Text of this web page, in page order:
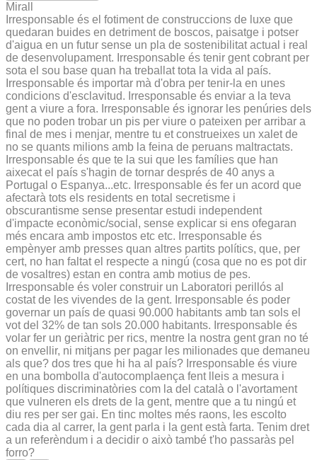
Mirall
Irresponsable és el fotiment de construccions de luxe que
quedaran buides en detriment de boscos, paisatge i potser
d'aigua en un futur sense un pla de sostenibilitat actual i real
de desenvolupament. Irresponsable és tenir gent cobrant per
sota el sou base quan ha treballat tota la vida al país.
Irresponsable és importar mà d'obra per tenir-la en unes
condicions d'esclavitud. Irresponsable és enviar a la teva
gent a viure a fora. Irresponsable és ignorar les penúries dels
que no poden trobar un pis per viure o pateixen per arribar a
final de mes i menjar, mentre tu et construeixes un xalet de
no se quants milions amb la feina de peruans maltractats.
Irresponsable és que te la sui que les famílies que han
aixecat el país s'hagin de tornar després de 40 anys a
Portugal o Espanya...etc. Irresponsable és fer un acord que
afectarà tots els residents en total secretisme i
obscurantisme sense presentar estudi independent
d'impacte econòmic/social, sense explicar si ens ofegaran
més encara amb impostos etc etc. Irresponsable és
empènyer amb presses quan altres partits polítics, que, per
cert, no han faltat el respecte a ningú (cosa que no es pot dir
de vosaltres) estan en contra amb motius de pes.
Irresponsable és voler construir un Laboratori perillós al
costat de les vivendes de la gent. Irresponsable és poder
governar un país de quasi 90.000 habitants amb tan sols el
vot del 32% de tan sols 20.000 habitants. Irresponsable és
volar fer un geriàtric per rics, mentre la nostra gent gran no té
on envellir, ni mitjans per pagar les milionades que demaneu
als que? dos tres que hi ha al país? Irresponsable és viure
en una bombolla d'autocomplaença fent lleis a mesura i
polítiques discriminatòries com la del català o l'avortament
que vulneren els drets de la gent, mentre que a tu ningú et
diu res per ser gai. En tinc moltes més raons, les escolto
cada dia al carrer, la gent parla i la gent està farta. Tenim dret
a un referèndum i a decidir o això també t'ho passaràs pel
forro?